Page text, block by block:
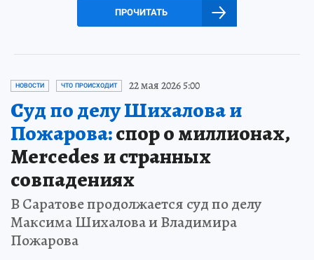
ПРОЧИТАТЬ
НОВОСТИ ЧТО ПРОИСХОДИТ 22 мая 2026 5:00
Суд по делу Шихалова и
Пожарова:спор о миллионах,
Mercedes и странных
совпадениях
В Саратове продолжается суд по делу
Максима Шихалова и Владимира
Пожарова